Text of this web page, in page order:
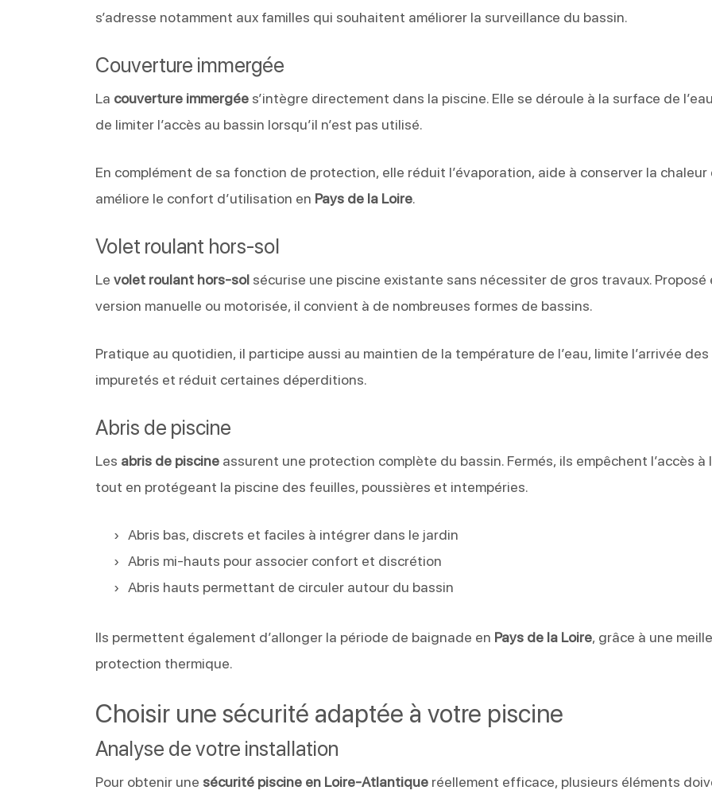
s’adresse notamment aux familles qui souhaitent améliorer la surveillance du bassin.
Couverture immergée
La couverture immergée s’intègre directement dans la piscine. Elle se déroule à la surface de
de limiter l’accès au bassin lorsqu’il n’est pas utilisé.
En complément de sa fonction de protection, elle réduit l’évaporation, aide à conserver la chaleur
améliore le confort d’utilisation en Pays de la Loire.
Volet roulant hors-sol
Levolet roulant hors-sol sécurise une piscine existante sans nécessiter de gros travaux. Proposé
version manuelle ou motorisée, il convient à de nombreuses formes de bassins.
Pratique au quotidien, il participe aussi au maintien de la température de l’eau, limite l’arrivée des
impuretés et réduit certaines déperditions.
Abris de piscine
Les abris de piscine assurent une protection complète du bassin. Fermés, ils empêchent l’accès à
tout en protégeant la piscine des feuilles, poussières et intempéries.
Abris bas, discrets et faciles à intégrer dans le jardin
Abris mi-hauts pour associer confort et discrétion
Abris hauts permettant de circuler autour du bassin
Ils permettent également d’allonger la période de baignade en Pays de la Loire, grâce à une
protection thermique.
Choisir une sécurité adaptée à votre piscine
Analyse de votre installation
Pour obtenir une sécurité piscine en Loire-Atlantique réellement efficace, plusieurs éléments